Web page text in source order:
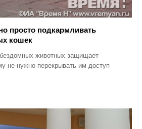
просто подкармливать
кошек
бездомных животных защищает
не нужно перекрывать им доступ